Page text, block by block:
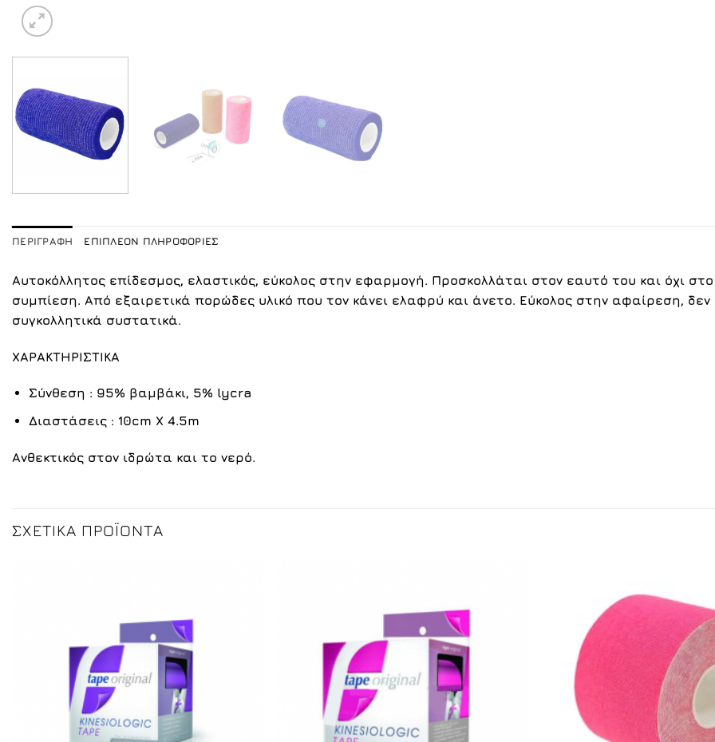
ΠΕΡΙΓΡΑΦΉ ΕΠΙΠΛΈΟΝ ΠΛΗΡΟΦΟΡΊΕΣ
Αυτοκόλλητος επίδεσμος, ελαστικός, εύκολος στην εφαρμογή. Προσκολλάται στον εαυτό του και όχι
συμπίεση. Από εξαιρετικά πορώδες υλικό που τον κάνει ελαφρύ και άνετο. Εύκολος στην αφαίρεση,
συγκολλητικά συστατικά.
ΧΑΡΑΚΤΗΡΙΣΤΙΚΑ
Σύνθεση : 95% βαμβάκι, 5% lycra
Διαστάσεις: 10cm X 4.5m
Ανθεκτικός στον ιδρώτα και το νερό.
ΣΧΕΤΙΚΆ ΠΡΟΪΌΝΤΑ